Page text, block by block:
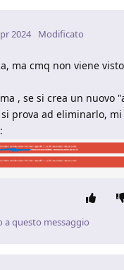
2024 Modificato
ma cmq non viene
, se si crea un nuovo
prova ad eliminarlo,
a questo messaggio